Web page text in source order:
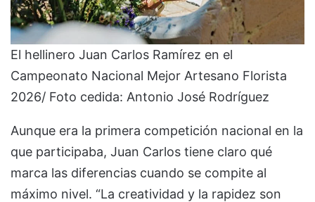
El hellinero Juan Carlos Ramírez en el
Campeonato Nacional Mejor Artesano Florista
2026/ Foto cedida: Antonio José Rodríguez
Aunque era la primera competición nacional en la
que participaba, Juan Carlos tiene claro qué
marca las diferencias cuando se compite al
máximo nivel. “La creatividad y la rapidez son